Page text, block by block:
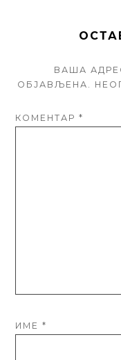
ВАША
ОБЈАВЉЕНА.
КОМЕНТАР*
ИМЕ*